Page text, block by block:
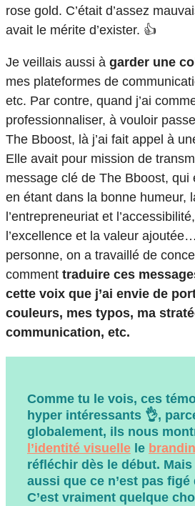
rose gold. C’était d’assez
avait le mérite d’exister. 👍
Je veillais aussi à garder une
mes plateformes de
etc. Par contre, quand j’ai
professionnaliser, à vouloir
The Bboost, là j’ai fait appel à
Elle avait pour mission de
message clé de The Bboost, qui
en étant dans la bonne humeur,
l’entrepreneuriat et
l’excellence et la valeur
personne, on a travaillé de
comment traduire ces
cette voix que j’ai envie de
couleurs, mes typos, ma
communication, etc.
Comme tu le vois, ces
hyper intéressants 👌,
globalement, ils nous
l’identité visuelle le
réfléchir dès le début.
aussi que ce n’est pas
C’est vraiment quelque